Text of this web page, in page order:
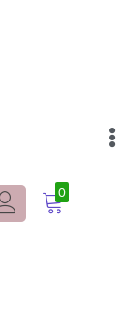
0